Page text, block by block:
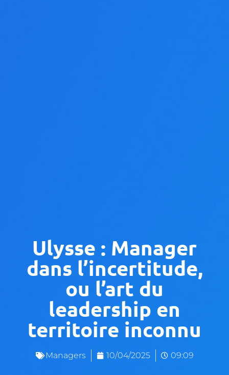
Ulysse : Manager
dans l’incertitude,
ou l’art du
leadership en
territoire inconnu
Managers 10/04/2025 09:09